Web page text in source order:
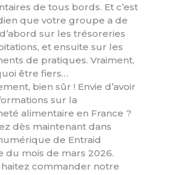
de tous bords. Et c’est
que votre groupe a de
sur les trésoreries
et ensuite sur les
de pratiques. Vraiment,
être fiers…
bien sûr ! Envie d’avoir
sur la
alimentaire en France ?
dès maintenant dans
de Entraid
du mois de mars 2026.
commander notre